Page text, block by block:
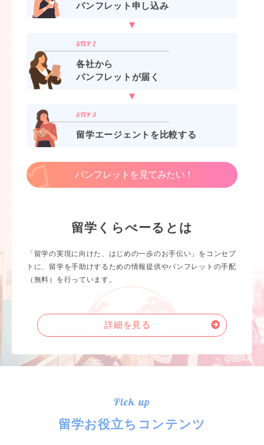
パンフレット申し込み
各社から
パンフレットが届く
留学エージェントを比較する
パンフレットを見てみたい！
留学くらべーるとは
「留学の実現に向けた、はじめの一歩のお手伝い」をコンセプ
トに、留学を手助けするための情報提供やパンフレットの手配
（無料）を行っています。
詳細を見る
Pick up
留学お役立ちコンテンツ